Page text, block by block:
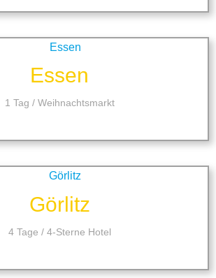
Essen
1 Tag / Weihnachtsmarkt
Görlitz
4 Tage / 4-Sterne Hotel